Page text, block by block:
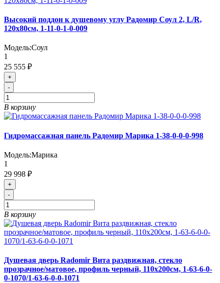
Высокий поддон к душевому углу Радомир Соул 2, L/R,
120х80см, 1-11-0-1-0-009
Модель:Соул
1
25 555 ₽
+
-
В корзину
Гидромассажная панель Радомир Марика 1-38-0-0-0-998
Модель:Марика
1
29 998 ₽
+
-
В корзину
Душевая дверь Radomir Вита раздвижная, стекло
прозрачное/матовое, профиль черный, 110х200см, 1-63-6-0-
0-1070/1-63-6-0-0-1071